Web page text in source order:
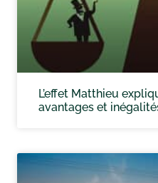
L’effet Matthieu
avantages et